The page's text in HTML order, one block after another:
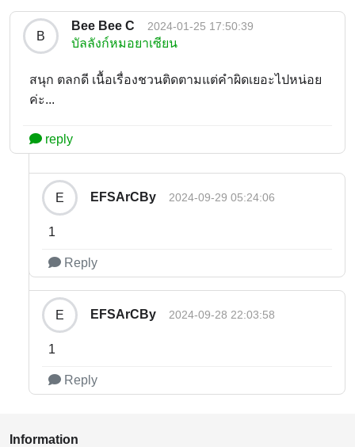
B
Bee Bee C 2024-01-25 17:50:39
บัลลังก์หมอยาเซียน
สนุก ตลกดี เนื้อเรื่องชวนติดตามแต่คำผิดเยอะไปหน่อย
ค่ะ...
reply
E EFSArCBy 2024-09-29 05:24:06
1
Reply
E EFSArCBy 2024-09-28 22:03:58
1
Reply
Information